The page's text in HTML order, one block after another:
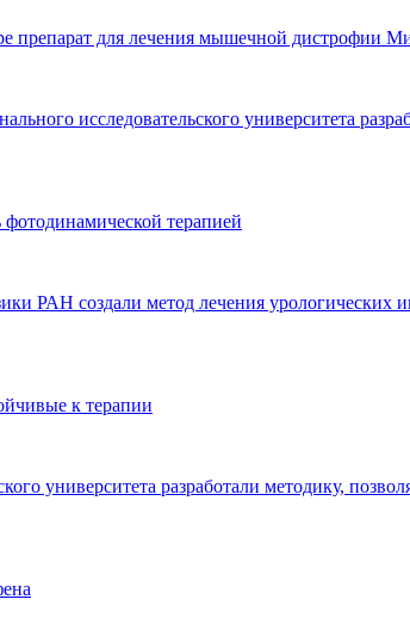
препарат для лечения мышечной дистрофии
исследовательского университета
терапией
РАН создали метод лечения урологических
к терапии
университета разработали методику,